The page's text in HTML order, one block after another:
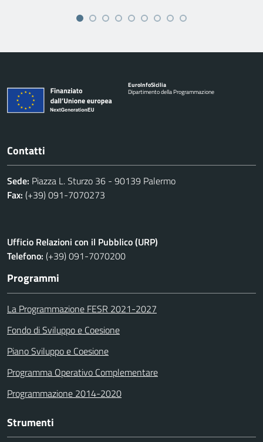
EuroInfoSicilia
Dipartimento della Programmazione
Contatti
Sede: Piazza L. Sturzo 36 - 90139 Palermo
Fax: (+39) 091-7070273
Ufficio Relazioni con il Pubblico (URP)
Telefono: (+39) 091-7070200
Programmi
La Programmazione FESR 2021-2027
Fondo di Sviluppo e Coesione
Piano Sviluppo e Coesione
Programma Operativo Complementare
Programmazione 2014-2020
Strumenti